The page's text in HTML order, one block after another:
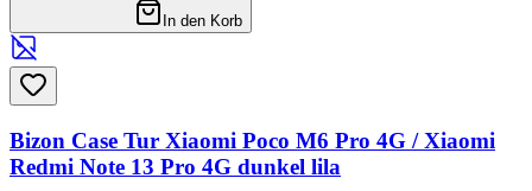
In den Korb
Bizon Case Tur Xiaomi Poco M6 Pro 4G / Xiaomi
Redmi Note 13 Pro 4G dunkel lila